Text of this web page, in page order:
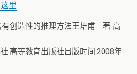
里
有创造性的推理方法王培甫 著 高
:高等教育出版社出版时间:2008年